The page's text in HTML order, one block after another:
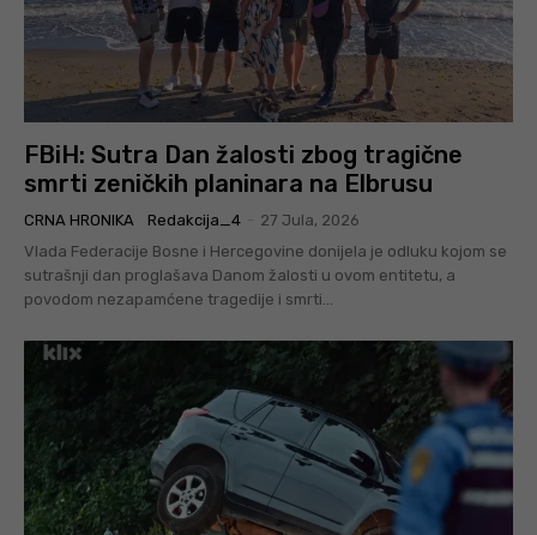
FBiH: Sutra Dan žalosti zbog tragične
smrti zeničkih planinara na Elbrusu
CRNA HRONIKA Redakcija_4
27 Jula, 2026
Vlada Federacije Bosne i Hercegovine donijela je odluku kojom se
sutrašnji dan proglašava Danom žalosti u ovom entitetu, a
povodom nezapamćene tragedije i smrti...